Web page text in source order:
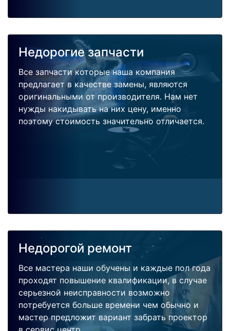
Недорогие запчасти
Все запчасти которые наша компания
предлагает в качестве замены, являются
оригинальными от производителя. Нам нет
нужды накидывать на них цену, именно
поэтому стоимость значительно отличается.
Недорогой ремонт
Все мастера наши обучены и каждые пол года
проходят повышение квалификации, в случае
серьезной неисправности возможно
потребуется больше времени чем обычно и
мастер предложит вариант забрать проектор